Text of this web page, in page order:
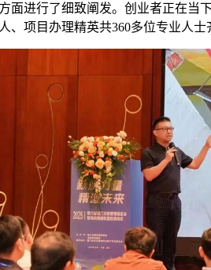
进行了细致阐发。创业者正在当
项目办理精英共360多位专业人士